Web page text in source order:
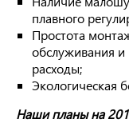
плавного
Простота
обслуживания
расходы;
Экологическая
Наши планы на